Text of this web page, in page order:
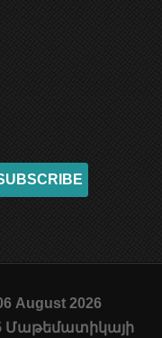
August 2026
Մաթեմատիկայի